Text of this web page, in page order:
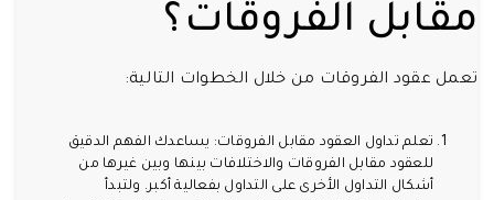
مقابل الفروقات؟
تعمل عقود الفروقات من خلال الخطوات التالية:
تعلم تداول العقود مقابل الفروقات: يساعدك الفهم الدقيق
للعقود مقابل الفروقات والاختلافات بينها وبين غيرها من
أشكال التداول الأخرى على التداول بفعالية أكبر. ولتبدأ